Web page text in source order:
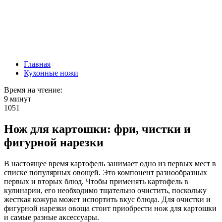
Главная
Кухонные ножи
Время на чтение:
9 минут
1051
Нож для картошки: фри, чистки и
фигурной нарезки
В настоящее время картофель занимает одно из первых мест в
списке популярных овощей. Это компонент разнообразных
первых и вторых блюд. Чтобы применять картофель в
кулинарии, его необходимо тщательно очистить, поскольку
жесткая кожура может испортить вкус блюда. Для очистки и
фигурной нарезки овоща стоит приобрести нож для картошки
и самые разные аксессуары.